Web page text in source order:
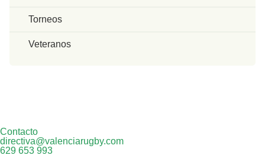
Torneos
Veteranos
Contacto
directiva@valenciarugby.com
629 653 993